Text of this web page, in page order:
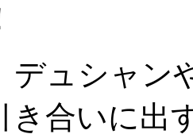
デュシャン
き合いに出